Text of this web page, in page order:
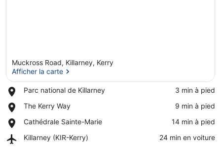
Muckross Road, Killarney, Kerry
Afficher la carte
Parc national de Killarney
Place,
national
Killarney
‪3 min à pied‬
The Kerry Way
Place,
Kerry
‪9 min à pied‬
Cathédrale Sainte-Marie
Place,
Sainte-
‪14 min à pied‬
Killarney (KIR-Kerry)
Airport,
‪24 min en voiture‬